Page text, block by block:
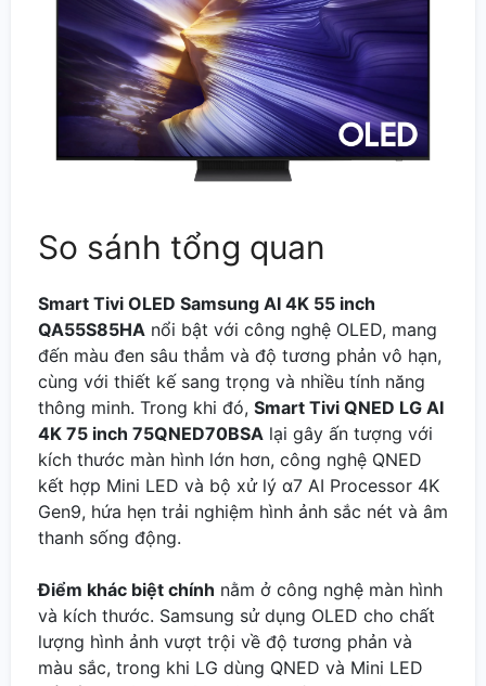
So sánh tổng quan
Smart Tivi OLED Samsung AI 4K 55 inch
QA55S85HA nổi bật với công nghệ OLED, mang
đến màu đen sâu thẳm và độ tương phản vô hạn,
cùng với thiết kế sang trọng và nhiều tính năng
thông minh. Trong khi đó, Smart Tivi QNED LG AI
4K 75 inch 75QNED70BSA lại gây ấn tượng với
kích thước màn hình lớn hơn, công nghệ QNED
kết hợp Mini LED và bộ xử lý α7 AI Processor 4K
Gen9, hứa hẹn trải nghiệm hình ảnh sắc nét và âm
thanh sống động.
Điểm khác biệt chính nằm ở công nghệ màn hình
và kích thước. Samsung sử dụng OLED cho chất
lượng hình ảnh vượt trội về độ tương phản và
màu sắc, trong khi LG dùng QNED và Mini LED